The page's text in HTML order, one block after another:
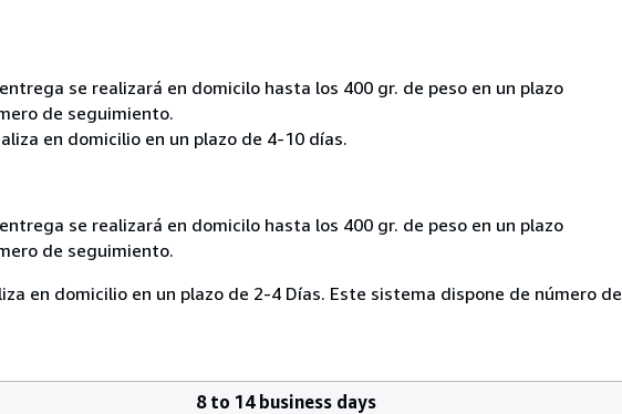
se realizará en domicilo hasta los 400 gr. de peso en un plazo
de seguimiento.
en domicilio en un plazo de 4-10 días.
se realizará en domicilo hasta los 400 gr. de peso en un plazo
de seguimiento.
en domicilio en un plazo de 2-4 Días. Este sistema dispone de número de
8 to 14 business days